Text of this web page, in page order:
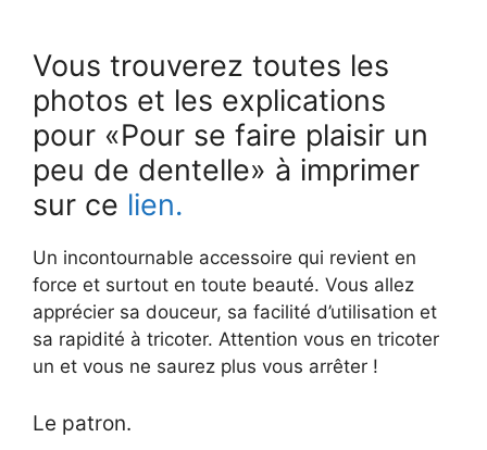
Vous trouverez toutes les
photos et les explications
pour «Pour se faire plaisir un
peu de dentelle» à imprimer
sur ce lien.
Un incontournable accessoire qui revient en
force et surtout en toute beauté. Vous allez
apprécier sa douceur, sa facilité d’utilisation et
sa rapidité à tricoter. Attention vous en tricoter
un et vous ne saurez plus vous arrêter !
Le patron.